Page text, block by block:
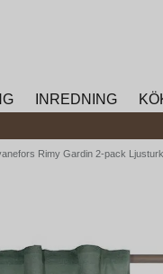
INREDNING
Rimy Gardin 2-pack